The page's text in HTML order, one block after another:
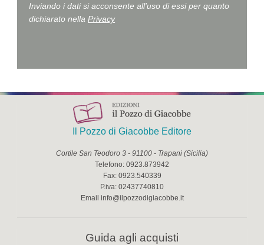
Inviando i dati si acconsente all'uso di essi per quanto
dichiarato nellaPrivacy
Il Pozzo di Giacobbe Editore
Cortile San Teodoro 3 - 91100 - Trapani (Sicilia)
Telefono: 0923.873942
Fax: 0923.540339
P.iva: 02437740810
Email info@ilpozzodigiacobbe.it
Guida agli acquisti